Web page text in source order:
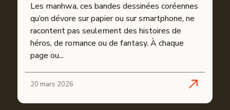
Les manhwa, ces bandes dessinées coréennes
qu’on dévore sur papier ou sur smartphone, ne
racontent pas seulement des histoires de
héros, de romance ou de fantasy. À chaque
page ou...
20 mars 2026